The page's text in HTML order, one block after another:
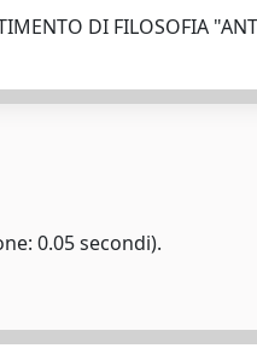
DI FILOSOFIA
0.05 secondi).